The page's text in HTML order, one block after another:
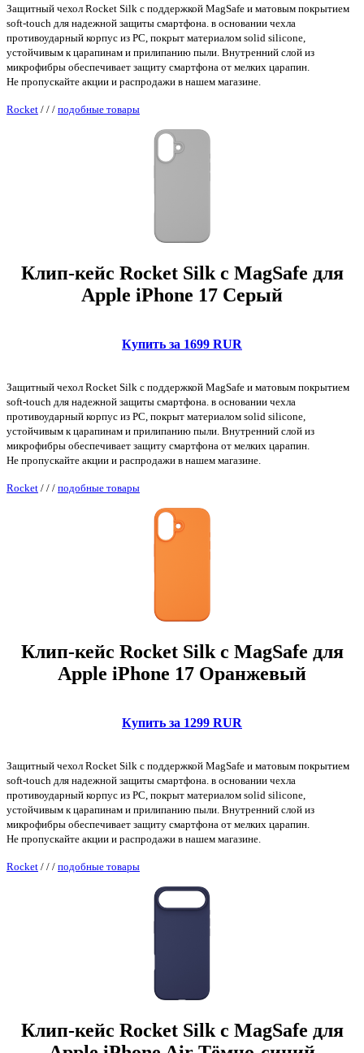
Защитный чехол Rocket Silk с поддержкой MagSafe и матовым покрытием
soft-touch для надежной защиты смартфона. в основании чехла
противоударный корпус из PC, покрыт материалом solid silicone,
устойчивым к царапинам и прилипанию пыли. Внутренний слой из
микрофибры обеспечивает защиту смартфона от мелких царапин.
Не пропускайте акции и распродажи в нашем магазине.
Rocket / / / подобные товары
Клип-кейс Rocket Silk с MagSafe для
Apple iPhone 17 Серый
Купить за 1699 RUR
Защитный чехол Rocket Silk с поддержкой MagSafe и матовым покрытием
soft-touch для надежной защиты смартфона. в основании чехла
противоударный корпус из PC, покрыт материалом solid silicone,
устойчивым к царапинам и прилипанию пыли. Внутренний слой из
микрофибры обеспечивает защиту смартфона от мелких царапин.
Не пропускайте акции и распродажи в нашем магазине.
Rocket / / / подобные товары
Клип-кейс Rocket Silk с MagSafe для
Apple iPhone 17 Оранжевый
Купить за 1299 RUR
Защитный чехол Rocket Silk с поддержкой MagSafe и матовым покрытием
soft-touch для надежной защиты смартфона. в основании чехла
противоударный корпус из PC, покрыт материалом solid silicone,
устойчивым к царапинам и прилипанию пыли. Внутренний слой из
микрофибры обеспечивает защиту смартфона от мелких царапин.
Не пропускайте акции и распродажи в нашем магазине.
Rocket / / / подобные товары
Клип-кейс Rocket Silk с MagSafe для